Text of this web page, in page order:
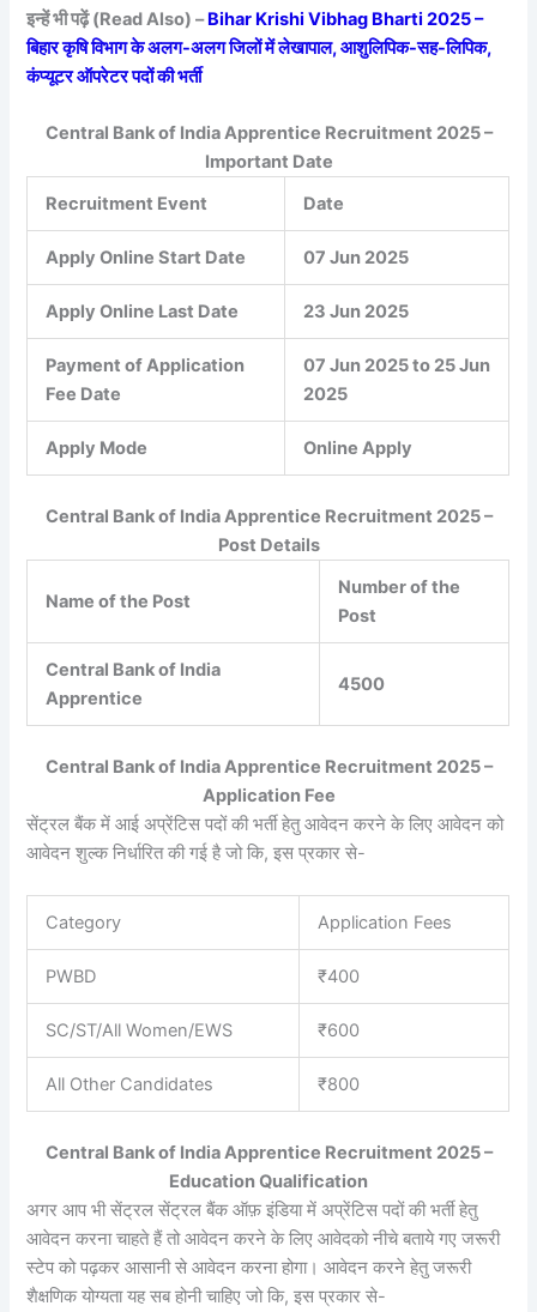
इन्हें भी पढ़ें (Read Also) –Bihar Krishi Vibhag Bharti 2025 –
बिहार कृषि विभाग के अलग-अलग जिलों में लेखापाल, आशुलिपिक-सह-लिपिक,
कंप्यूटर ऑपरेटर पदों की भर्ती
Central Bank of India Apprentice Recruitment 2025 –
Important Date
Recruitment Event
Date
Apply Online Start Date 07 Jun 2025
Apply Online Last Date 23 Jun 2025
Payment of Application
Fee Date
07 Jun 2025 to 25 Jun
2025
Apply Mode Online Apply
Central Bank of India Apprentice Recruitment 2025 –
Post Details
Name of the Post
Number of the
Post
Central Bank of India
Apprentice
4500
Central Bank of India Apprentice Recruitment 2025 –
Application Fee
सेंट्रल बैंक में आई अप्रेंटिस पदों की भर्ती हेतु आवेदन करने के लिए आवेदन को
आवेदन शुल्क निर्धारित की गई है जो कि, इस प्रकार से-
Category Application Fees
PWBD ₹400
SC/ST/All Women/EWS ₹600
All Other Candidates ₹800
Central Bank of India Apprentice Recruitment 2025 –
Education Qualification
अगर आप भी सेंट्रल सेंट्रल बैंक ऑफ़ इंडिया में अप्रेंटिस पदों की भर्ती हेतु
आवेदन करना चाहते हैं तो आवेदन करने के लिए आवेदको नीचे बताये गए जरूरी
स्टेप को पढ़कर आसानी से आवेदन करना होगा। आवेदन करने हेतु जरूरी
शैक्षणिक योग्यता यह सब होनी चाहिए जो कि, इस प्रकार से-